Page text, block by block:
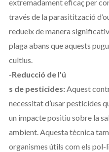
extremadament eficaç per
través de la parasitització
redueix de manera
plaga abans que aquests
cultius.
-Reducció de l'ú
s de pesticides:Aquest
necessitat d’usar pesticides
un impacte positiu sobre la
ambient. Aquesta tècnica
organismes útils com els